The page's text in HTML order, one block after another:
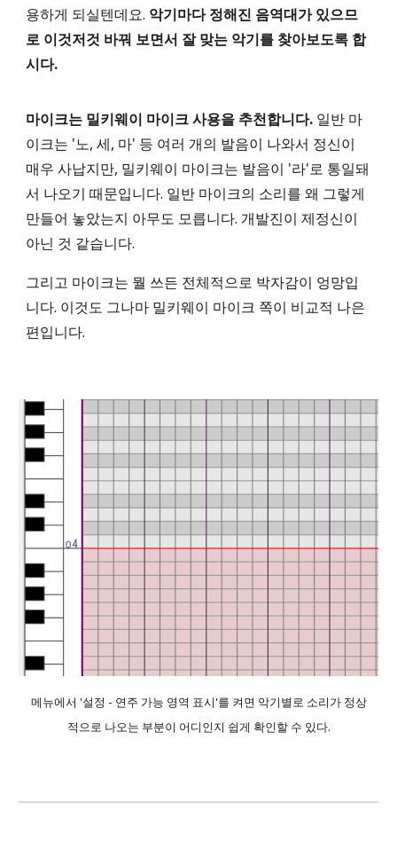
용하게 되실텐데요. 악기마다 정해진 음역대가 있으므
로 이것저것 바꿔 보면서 잘 맞는 악기를 찾아보도록 합
시다.
마이크는 밀키웨이 마이크 사용을 추천합니다. 일반 마
이크는 '노, 세, 마' 등 여러 개의 발음이 나와서 정신이
매우 사납지만, 밀키웨이 마이크는 발음이 '라'로 통일돼
서 나오기 때문입니다. 일반 마이크의 소리를 왜 그렇게
만들어 놓았는지 아무도 모릅니다. 개발진이 제정신이
아닌 것 같습니다.
그리고 마이크는 뭘 쓰든 전체적으로 박자감이 엉망입
니다. 이것도 그나마 밀키웨이 마이크 쪽이 비교적 나은
편입니다.
메뉴에서 '설정 - 연주 가능 영역 표시'를 켜면 악기별로 소리가 정상
적으로 나오는 부분이 어디인지 쉽게 확인할 수 있다.